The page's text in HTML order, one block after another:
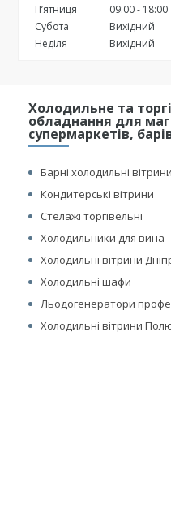
Пʼятниця
09:00
18:00
Субота
Вихідний
Неділя
Вихідний
Холодильне та
обладнання для
супермаркетів,
Барні холодильні вітрини
Кондитерські вітрини
Стелажі торгівельні
Холодильники для вина
Холодильні вітрини
Холодильні шафи
Льодогенератори
Холодильні вітрини